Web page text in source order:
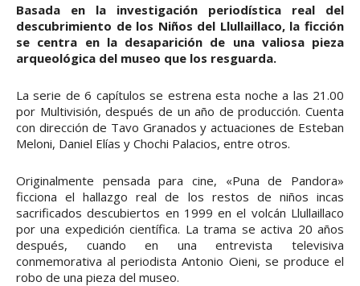
Basada en la investigación periodística real del
descubrimiento de los Niños del Llullaillaco, la ficción
se centra en la desaparición de una valiosa pieza
arqueológica del museo que los resguarda.
La serie de 6 capítulos se estrena esta noche a las 21.00
por Multivisión, después de un año de producción. Cuenta
con dirección de Tavo Granados y actuaciones de Esteban
Meloni, Daniel Elías y Chochi Palacios, entre otros.
Originalmente pensada para cine, «Puna de Pandora»
ficciona el hallazgo real de los restos de niños incas
sacrificados descubiertos en 1999 en el volcán Llullaillaco
por una expedición científica. La trama se activa 20 años
después, cuando en una entrevista televisiva
conmemorativa al periodista Antonio Oieni, se produce el
robo de una pieza del museo.